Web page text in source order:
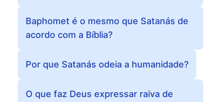
Baphomet é o mesmo que Satanás de
acordo com a Bíblia?
Por que Satanás odeia a humanidade?
O que faz Deus expressar raiva de